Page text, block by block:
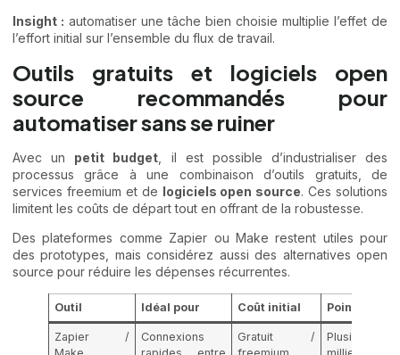
Insight : automatiser une tâche bien choisie multiplie l’effet de
l’effort initial sur l’ensemble du flux de travail.
Outils gratuits et logiciels open
source recommandés pour
automatiser sans se ruiner
Avec un petit budget , il est possible d’industrialiser des
processus grâce à une combinaison d’outils gratuits, de
services freemium et de logiciels open source. Ces solutions
limitent les coûts de départ tout en offrant de la robustesse.
Des plateformes comme Zapier ou Make restent utiles pour
des prototypes, mais considérez aussi des alternatives open
source pour réduire les dépenses récurrentes.
Outil Idéal pour Coût initial Points forts
Zapier /
Make
Connexions
rapides entre
Gratuit /
freemium
Plusieurs
milliers